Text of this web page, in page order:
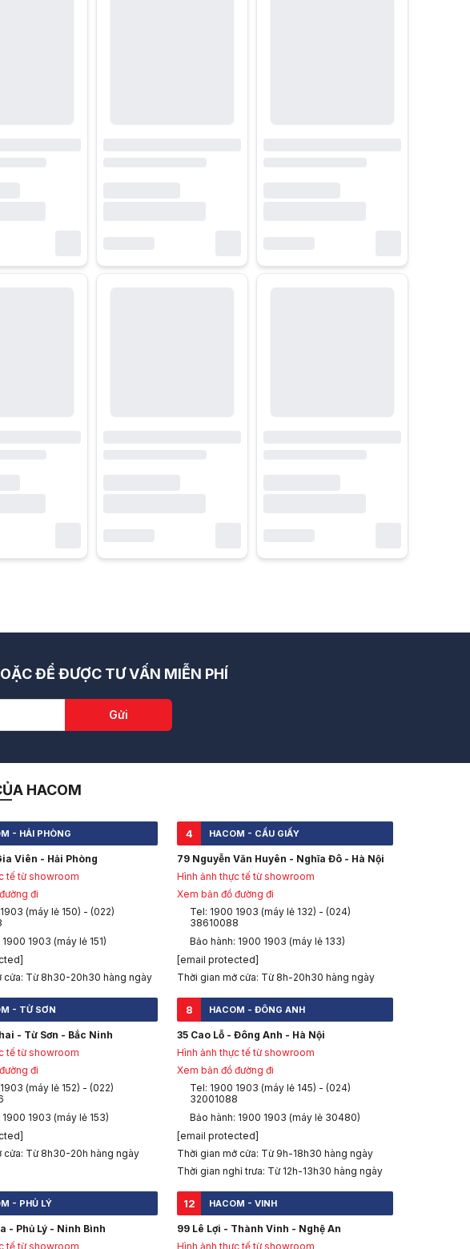
ĐỂ ĐƯỢC TƯ VẤN MIỄN PHÍ
Gửi
HACOM
- HẢI PHÒNG
Viên - Hải Phòng
tế từ showroom
đi
(máy lẻ 150) - (022)
1903 (máy lẻ 151)
cửa: Từ 8h30-20h30 hàng ngày
4 HACOM - CẦU GIẤY
79 Nguyễn Văn Huyên - Nghĩa Đô - Hà Nội
Hình ảnh thực tế từ showroom
Xem bản đồ đường đi
Tel: 1900 1903 (máy lẻ 132) - (024)
38610088
Bảo hành: 1900 1903 (máy lẻ 133)
[email protected]
Thời gian mở cửa: Từ 8h-20h30 hàng ngày
- TỪ SƠN
- Từ Sơn - Bắc Ninh
tế từ showroom
đi
(máy lẻ 152) - (022)
1903 (máy lẻ 153)
cửa: Từ 8h30-20h hàng ngày
8 HACOM - ĐÔNG ANH
35 Cao Lỗ - Đông Anh - Hà Nội
Hình ảnh thực tế từ showroom
Xem bản đồ đường đi
Tel: 1900 1903 (máy lẻ 145) - (024)
32001088
Bảo hành: 1900 1903 (máy lẻ 30480)
[email protected]
Thời gian mở cửa: Từ 9h-18h30 hàng ngày
Thời gian nghỉ trưa: Từ 12h-13h30 hàng ngày
- PHỦ LÝ
- Phủ Lý - Ninh Bình
tế từ showroom
12 HACOM - VINH
99 Lê Lợi - Thành Vinh - Nghệ An
Hình ảnh thực tế từ showroom